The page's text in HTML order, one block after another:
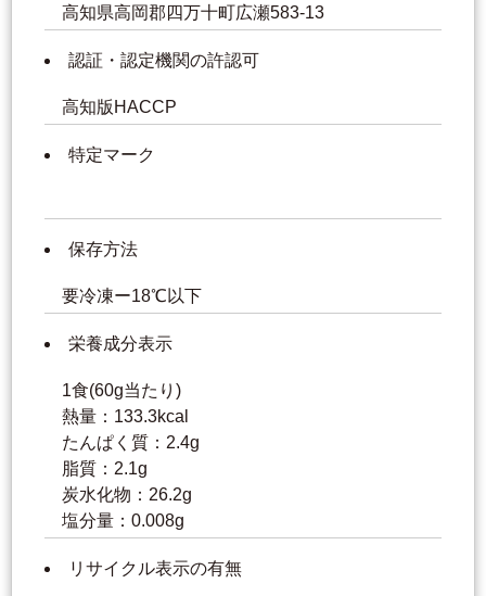
高知県高岡郡四万十町広瀬583-13
認証・認定機関の許認可
高知版HACCP
特定マーク
保存方法
要冷凍ー18℃以下
栄養成分表示
1食(60g当たり)
熱量：133.3kcal
たんぱく質：2.4g
脂質：2.1g
炭水化物：26.2g
塩分量：0.008g
リサイクル表示の有無